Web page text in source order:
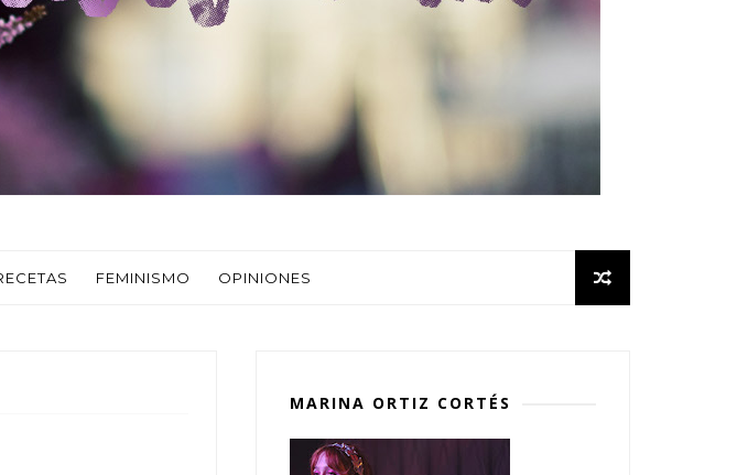
FEMINISMO OPINIONES
MARINA ORTIZ CORTÉS